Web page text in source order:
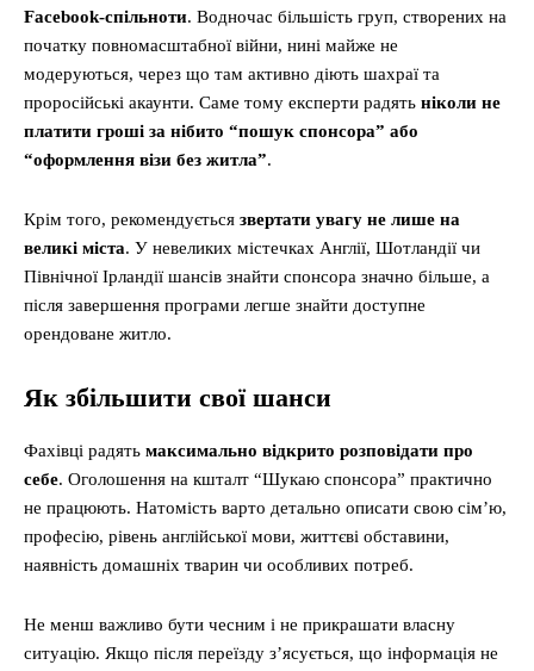
Facebook-спільноти. Водночас більшість груп, створених на
початку повномасштабної війни, нині майже не
модеруються, через що там активно діють шахраї та
проросійські акаунти. Саме тому експерти радять ніколи не
платити гроші за нібито “пошук спонсора” або
“оформлення візи без житла”.
Крім того, рекомендується звертати увагу не лише на
великі міста. У невеликих містечках Англії, Шотландії чи
Північної Ірландії шансів знайти спонсора значно більше, а
після завершення програми легше знайти доступне
орендоване житло.
Як збільшити свої шанси
Фахівці радять максимально відкрито розповідати про
себе. Оголошення на кшталт “Шукаю спонсора” практично
не працюють. Натомість варто детально описати свою сім’ю,
професію, рівень англійської мови, життєві обставини,
наявність домашніх тварин чи особливих потреб.
Не менш важливо бути чесним і не прикрашати власну
ситуацію. Якщо після переїзду з’ясується, що інформація не